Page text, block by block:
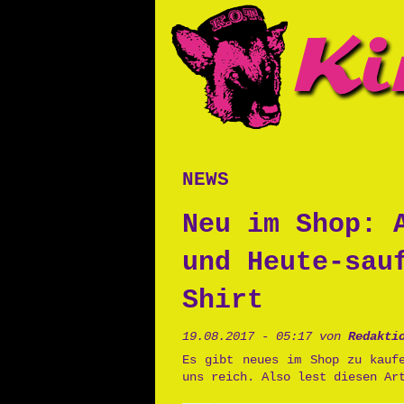
news
Neu im Shop:
und Heute-
Shirt
19.08.2017 - 05:17 von
Es gibt neues im Shop zu
uns reich. Also lest diesen